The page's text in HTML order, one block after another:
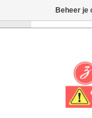
Beheer je